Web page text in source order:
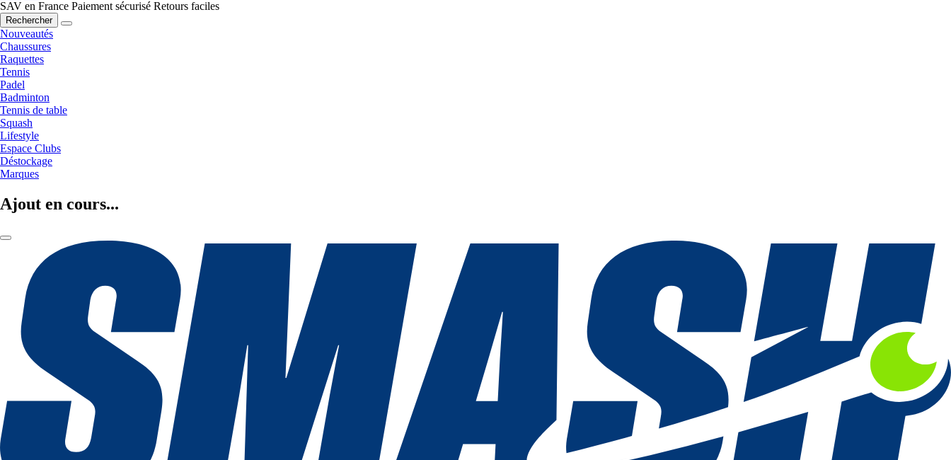
SAV en France Paiement sécurisé Retours faciles
Rechercher
Nouveautés
Chaussures
Raquettes
Tennis
Padel
Badminton
Tennis de table
Squash
Lifestyle
Espace Clubs
Déstockage
Marques
Ajout en cours...